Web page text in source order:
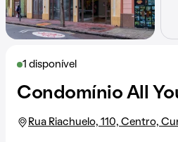
1 disponível
Condomínio All
Rua Riachuelo, 110, Centro,